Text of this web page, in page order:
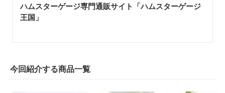
ハムスターゲージ専門通販サイト「ハムスターゲージ
王国」
今回紹介する商品一覧